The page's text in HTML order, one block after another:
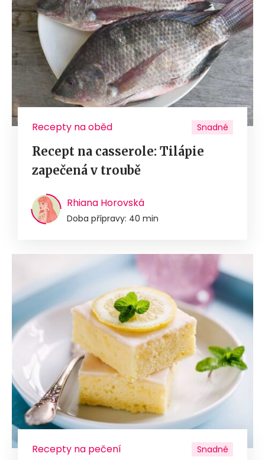
Recepty na oběd Snadné
Recept na casserole: Tilápie
zapečená v troubě
Rhiana Horovská
Doba přípravy: 40 min
Recepty na pečení Snadné